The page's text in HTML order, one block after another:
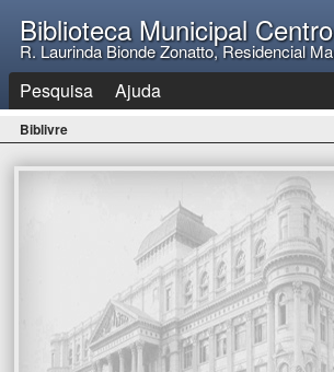
Biblioteca Municipal
R. Laurinda Bionde Zonatto, Residencial
Pesquisa Ajuda
Biblivre